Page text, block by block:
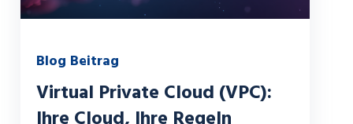
Blog Beitrag
Virtual Private Cloud (VPC):